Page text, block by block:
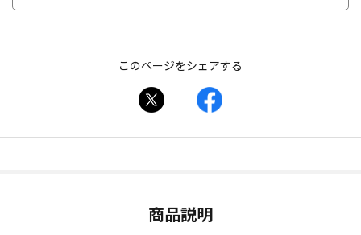
このページをシェアする
商品説明